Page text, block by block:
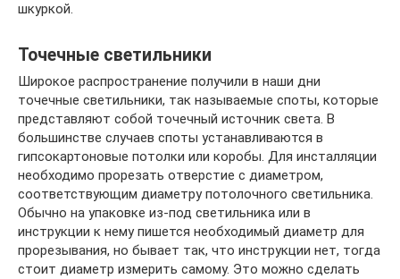
шкуркой.
Точечные светильники
Широкое распространение получили в наши дни
точечные светильники, так называемые споты, которые
представляют собой точечный источник света. В
большинстве случаев споты устанавливаются в
гипсокартоновые потолки или коробы. Для инсталляции
необходимо прорезать отверстие с диаметром,
соответствующим диаметру потолочного светильника.
Обычно на упаковке из-под светильника или в
инструкции к нему пишется необходимый диаметр для
прорезывания, но бывает так, что инструкции нет, тогда
стоит диаметр измерить самому. Это можно сделать